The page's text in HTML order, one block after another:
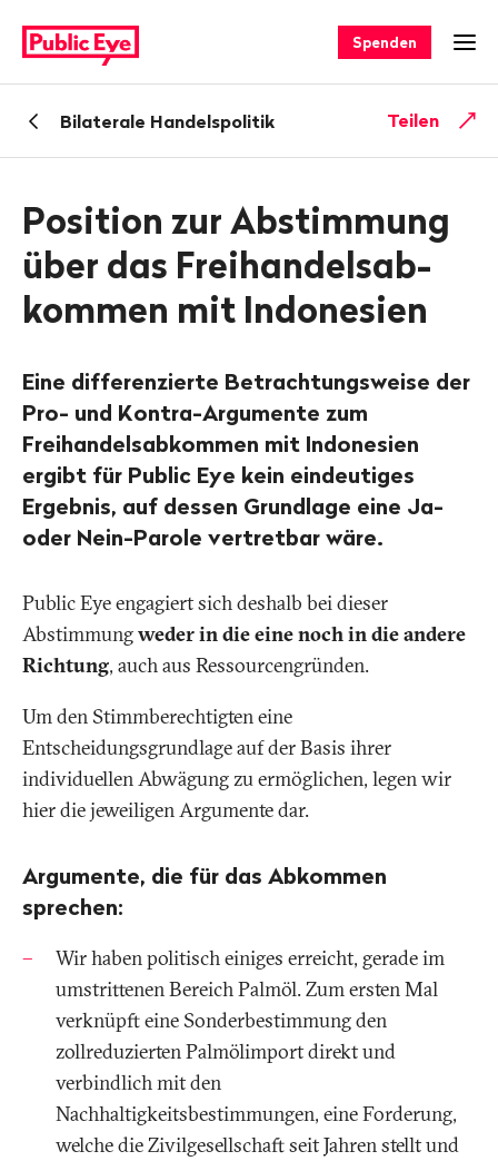
auf
publiceye.ch
Spenden
ZurückBilaterale Handelspolitik Teilen
Position zur Abstimmung
über das Frei­handels­ab­
kommen mit Indonesien
Eine differenzierte Betrachtungsweise der
Pro- und Kontra-Argumente zum
Freihandelsabkommen mit Indonesien
ergibt für Public Eye kein eindeutiges
Ergebnis, auf dessen Grundlage eine Ja-
oder Nein-Parole vertretbar wäre.
Public Eye engagiert sich deshalb bei dieser
Abstimmungweder in die eine noch in die andere
Richtung, auch aus Ressourcengründen.
Um den Stimmberechtigten eine
Entscheidungsgrundlage auf der Basis ihrer
individuellen Abwägung zu ermöglichen, legen wir
hier die jeweiligen Argumente dar.
Argumente, die für das Abkommen
sprechen:
Wir haben politisch einiges erreicht, gerade im
umstrittenen Bereich Palmöl. Zum ersten Mal
verknüpft eine Sonderbestimmung den
zollreduzierten Palmölimport direkt und
verbindlich mit den
Nachhaltigkeitsbestimmungen, eine Forderung,
welche die Zivilgesellschaft seit Jahren stellt und